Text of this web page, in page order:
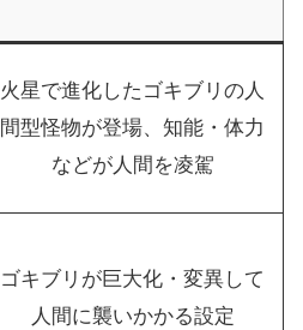
火星で進化したゴキブリの人
間型怪物が登場、知能・体力
などが人間を凌駕
ゴキブリが巨大化・変異して
人間に襲いかかる設定